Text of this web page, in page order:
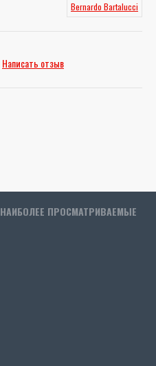
Bernardo Bartalucci
Написать отзыв
НАИБОЛЕЕ ПРОСМАТРИВАЕМЫЕ